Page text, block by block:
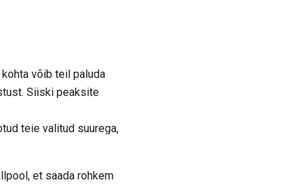
võib teil paluda
Siiski peaksite
teie valitud suurega,
et saada rohkem